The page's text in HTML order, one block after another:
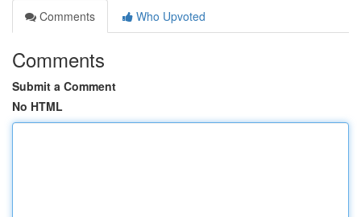
Comments
Who Upvoted
Comments
Submit a Comment
No HTML